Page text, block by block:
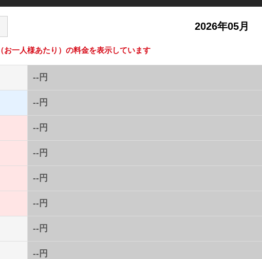
2026年05月
（お一人様あたり）の料金を表示しています
--円
--円
--円
--円
--円
--円
--円
--円